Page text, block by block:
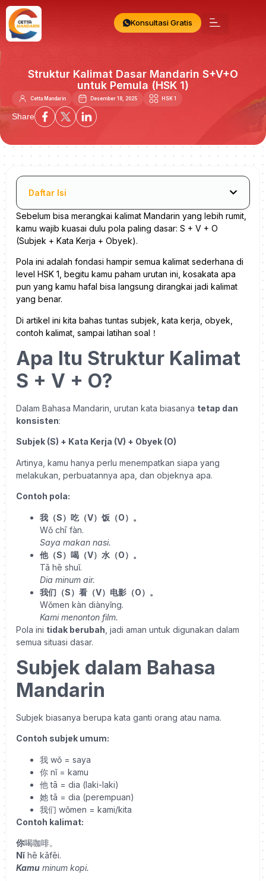
Konsultasi Gratis
Struktur Kalimat Dasar Mandarin S+V+O
untuk Pemula (HSK 1)
Cetta Mandarin Desember 18, 2025 HSK 1
Share
Daftar Isi
Sebelum bisa merangkai kalimat Mandarin yang lebih rumit,
kamu wajib kuasai dulu pola paling dasar: S + V + O
(Subjek + Kata Kerja + Obyek).
Pola ini adalah fondasi hampir semua kalimat sederhana di
level HSK 1, begitu kamu paham urutan ini, kosakata apa
pun yang kamu hafal bisa langsung dirangkai jadi kalimat
yang benar.
Di artikel ini kita bahas tuntas subjek, kata kerja, obyek,
contoh kalimat, sampai latihan soal！
Apa Itu Struktur Kalimat
S + V + O?
Dalam Bahasa Mandarin, urutan kata biasanya tetap dan
konsisten:
Subjek (S) + Kata Kerja (V) + Obyek (O)
Artinya, kamu hanya perlu menempatkan siapa yang
melakukan, perbuatannya apa, dan objeknya apa.
Contoh pola:
我（S）吃（V）饭（O）。
Wǒ chī fàn.
Saya makan nasi.
他（S）喝（V）水（O）。
Tā hē shuǐ.
Dia minum air.
我们（S）看（V）电影（O）。
Wǒmen kàn diànyǐng.
Kami menonton film.
Pola ini tidak berubah , jadi aman untuk digunakan dalam
semua situasi dasar.
Subjek dalam Bahasa
Mandarin
Subjek biasanya berupa kata ganti orang atau nama.
Contoh subjek umum:
我 wǒ = saya
你 nǐ = kamu
他tā = dia (laki-laki)
她tā = dia (perempuan)
我们 wǒmen = kami/kita
Contoh kalimat:
你喝咖啡。
Nǐhē kāfēi.
Kamu minum kopi.